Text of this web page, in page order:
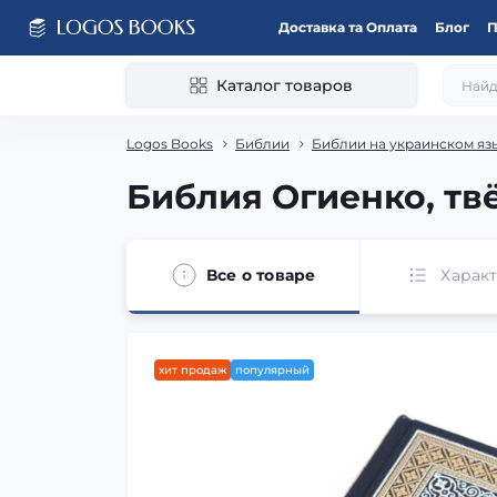
Доставка та Оплата Блог
Каталог товаров
Logos Books Библии Библии на украинском
Библия Огиенко,
Все о товаре
хит продаж популярный